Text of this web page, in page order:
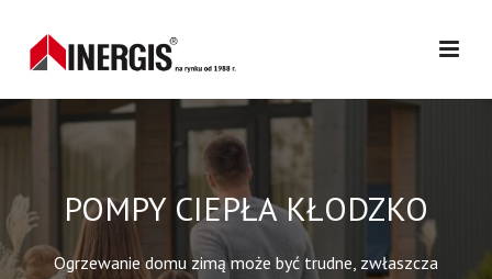
POMPY CIEPŁA KŁODZKO
Ogrzewanie domu zimą może być trudne, zwłaszcza